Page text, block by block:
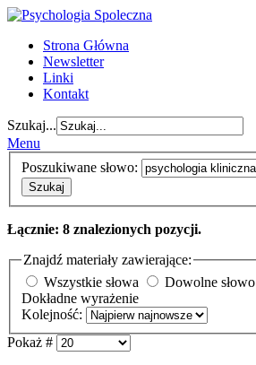
Strona Główna
Newsletter
Linki
Kontakt
Szukaj...
Menu
Poszukiwane słowo:
Szukaj
Łącznie: 8 znalezionych pozycji.
Znajdź materiały zawierające:
Wszystkie słowa
Dowolne słowo
Dokładne wyrażenie
Kolejność:
Pokaż #